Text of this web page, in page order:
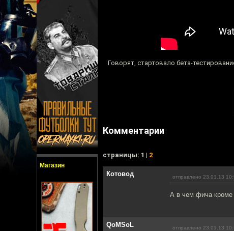
Магазин
Говорят, стартовало бета-
Комментарии
cтраницы: 1 | 2
Котовод отправлено 23.01.13
А в чем фича кроме
QoMSoL отправлено 23.01.13